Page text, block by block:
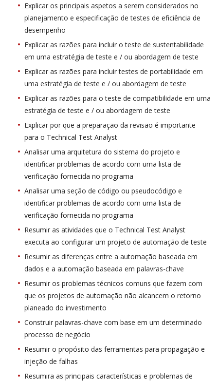
Explicar os principais aspetos a serem considerados no
planejamento e especificação de testes de eficiência de
desempenho
Explicar as razões para incluir o teste de sustentabilidade
em uma estratégia de teste e / ou abordagem de teste
Explicar as razões para incluir testes de portabilidade em
uma estratégia de teste e / ou abordagem de teste
Explicar as razões para o teste de compatibilidade em uma
estratégia de teste e / ou abordagem de teste
Explicar por que a preparação da revisão é importante
para o Technical Test Analyst
Analisar uma arquitetura do sistema do projeto e
identificar problemas de acordo com uma lista de
verificação fornecida no programa
Analisar uma seção de código ou pseudocódigo e
identificar problemas de acordo com uma lista de
verificação fornecida no programa
Resumir as atividades que o Technical Test Analyst
executa ao configurar um projeto de automação de teste
Resumir as diferenças entre a automação baseada em
dados e a automação baseada em palavras-chave
Resumir os problemas técnicos comuns que fazem com
que os projetos de automação não alcancem o retorno
planeado do investimento
Construir palavras-chave com base em um determinado
processo de negócio
Resumir o propósito das ferramentas para propagação e
injeção de falhas
Resumira as principais características e problemas de